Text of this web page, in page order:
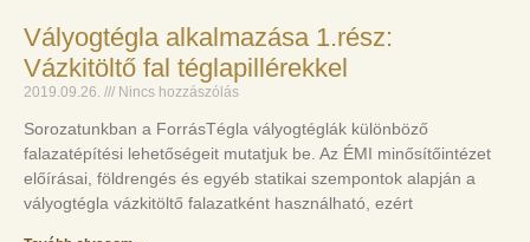
Vályogtégla alkalmazása 1.rész:
Vázkitöltő fal téglapillérekkel
2019.09.26. Nincs hozzászólás
Sorozatunkban a ForrásTégla vályogtéglák különböző
falazatépítési lehetőségeit mutatjuk be. Az ÉMI minősítőintézet
előírásai, földrengés és egyéb statikai szempontok alapján a
vályogtégla vázkitöltő falazatként használható, ezért